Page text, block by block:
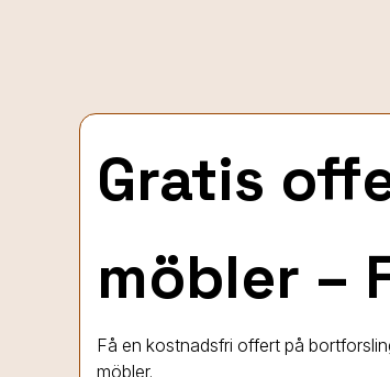
Gratis
möbler –
Få en kostnadsfri offert på
möbler.